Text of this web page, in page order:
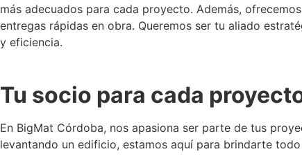
más adecuados para cada proyecto. Además,
entregas rápidas en obra. Queremos ser tu aliado
y eficiencia.
Tu socio para cada
En BigMat Córdoba, nos apasiona ser parte de tus
levantando un edificio, estamos aquí para brindarte